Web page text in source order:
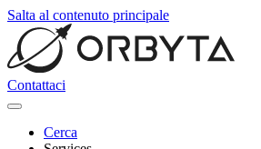
Salta al contenuto principale
Contattaci
Cerca